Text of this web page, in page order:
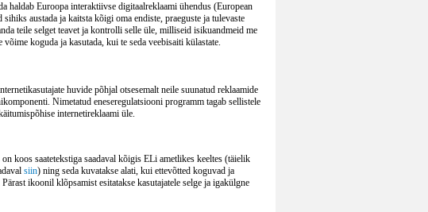
haldab Euroopa interaktiivse digitaalreklaami ühendus (European
austada ja kaitsta kõigi oma endiste, praeguste ja tulevaste
teile selget teavet ja kontrolli selle üle, milliseid isikuandmeid me
koguda ja kasutada, kui te seda veebisaiti külastate.
huvide põhjal otsesemalt neile suunatud reklaamide
Nimetatud eneseregulatsiooni programm tagab sellistele
internetireklaami üle.
koos saatetekstiga saadaval kõigis ELi ametlikes keeltes (täielik
siin) ning seda kuvatakse alati, kui ettevõtted koguvad ja
ikoonil klõpsamist esitatakse kasutajatele selge ja igakülgne